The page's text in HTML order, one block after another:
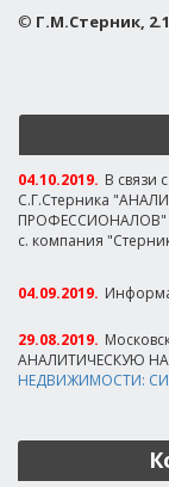
© Г.М.Стерник, 2.1
04.10.2019. В связи
С.Г.Стерника
ПРОФЕССИОНАЛОВ"
с. компания
04.09.2019.
29.08.2019.
АНАЛИТИЧЕСКУЮ
НЕДВИЖИМОСТИ: